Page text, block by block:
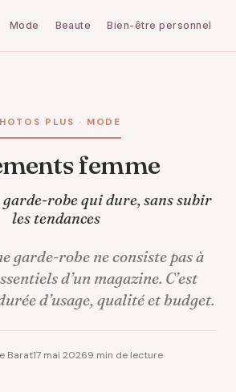
Mode Beaute Bien-être personnel
PLUS · MODE
femme
robe qui dure, sans subir
les tendances
garde-robe ne consiste pas à
d’un magazine. C’est
d’usage, qualité et budget.
Barat17 mai 20269 min de lecture